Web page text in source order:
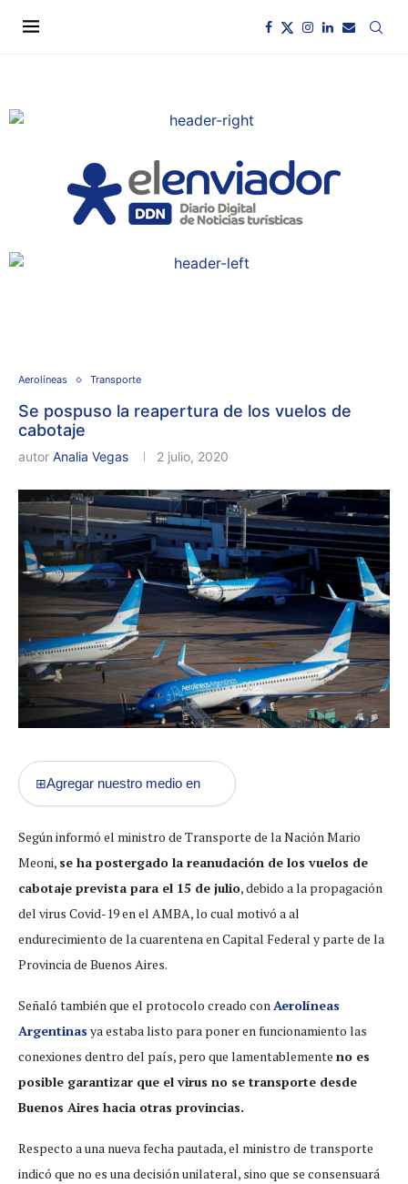
Aerolíneas Transporte
Se pospuso la reapertura de los vuelos de
cabotaje
autor Analia Vegas 2 julio, 2020
⊞Agregar nuestro medio en
Según informó el ministro de Transporte de la Nación Mario
Meoni, se ha postergado la reanudación de los vuelos de
cabotaje prevista para el 15 de julio, debido a la propagación
del virus Covid-19 en el AMBA, lo cual motivó a al
endurecimiento de la cuarentena en Capital Federal y parte de la
Provincia de Buenos Aires.
Señaló también que el protocolo creado conAerolíneas
Argentinas ya estaba listo para poner en funcionamiento las
conexiones dentro del país, pero que lamentablemente no es
posible garantizar que el virus no se transporte desde
Buenos Aires hacia otras provincias.
Respecto a una nueva fecha pautada, el ministro de transporte
indicó que no es una decisión unilateral, sino que se consensuará